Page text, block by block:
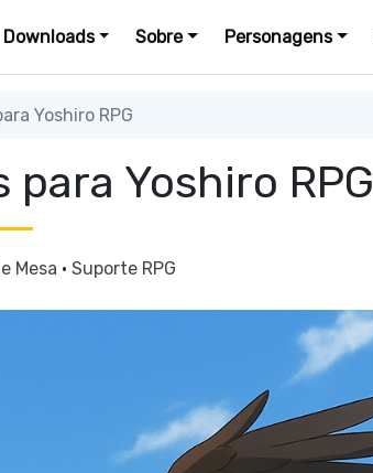
Downloads Sobre Personagens
Yoshiro RPG
Yoshiro RPG
Mesa · Suporte RPG